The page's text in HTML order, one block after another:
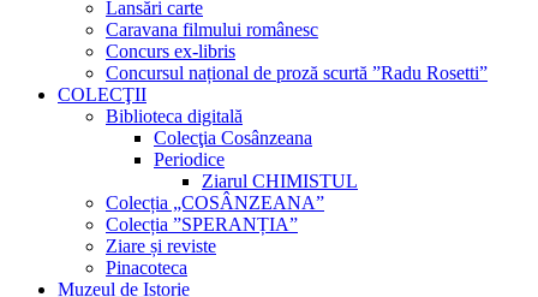
Lansări carte
Caravana filmului românesc
Concurs ex-libris
Concursul național de proză scurtă ”Radu Rosetti”
COLECŢII
Biblioteca digitală
Colecţia Cosânzeana
Periodice
Ziarul CHIMISTUL
Colecția „COSÂNZEANA”
Colecția ”SPERANȚIA”
Ziare și reviste
Pinacoteca
Muzeul de Istorie